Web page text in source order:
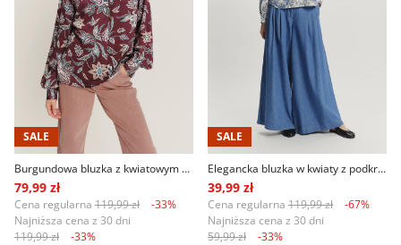
SALE
Burgundowa bluzka z kwiatowym nadrukiem
79,99 zł
Cena regularna 119,99 zł
-33%
Najniższa cena z 30 dni
119,99 zł
-33%
SALE
Elegancka bluzka w kwiaty z podkreśloną talią
39,99 zł
Cena regularna 119,99 zł
-67%
Najniższa cena z 30 dni
59,99 zł
-33%